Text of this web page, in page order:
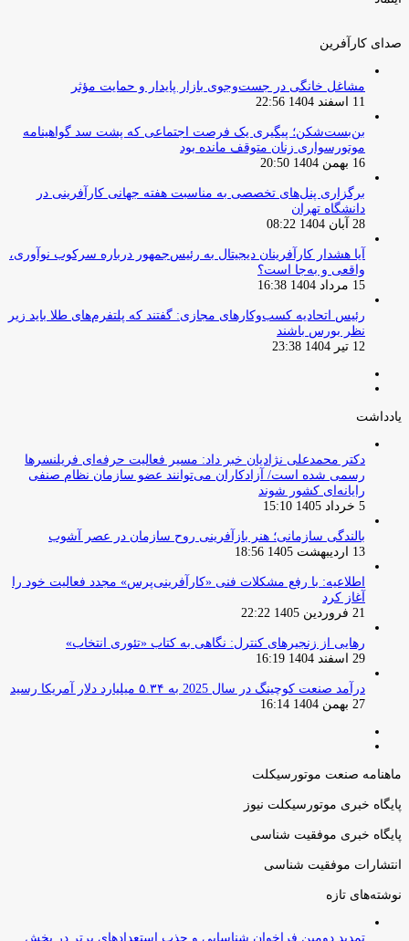
صدای کارآفرین
مشاغل خانگی در جست‌وجوی بازار پایدار و حمایت مؤثر
11 اسفند 1404 22:56
بن‌بست‌شکن؛ پیگیری یک فرصت اجتماعی که پشت سد گواهینامه
موتورسواری زنان متوقف مانده بود
16 بهمن 1404 20:50
برگزاری پنل‌های تخصصی به مناسبت هفته جهانی کارآفرینی در
دانشگاه تهران
28 آبان 1404 08:22
آیا هشدار کارآفرینان دیجیتال به رئیس‌جمهور درباره سرکوب نوآوری،
واقعی و به‌جا است؟
15 مرداد 1404 16:38
‏رئیس اتحادیه کسب‌وکارهای مجازی: گفتند که پلتفرم‌های طلا باید زیر
نظر بورس باشند
12 تیر 1404 23:38
یادداشت
دکتر محمدعلی نژادیان خبر داد: مسیر فعالیت حرفه‌ای فریلنسرها
رسمی شده است/ آزادکاران می‌توانند عضو سازمان نظام صنفی
رایانه‌ای کشور شوند
5 خرداد 1405 15:10
بالندگی سازمانی؛ هنر بازآفرینی روح سازمان در عصر آشوب
13 اردیبهشت 1405 18:56
اطلاعیه: با رفع مشکلات فنی «کارآفرینی‌پرس» مجدد فعالیت خود را
آغاز کرد
21 فروردین 1405 22:22
رهایی از زنجیرهای کنترل: نگاهی به کتاب «تئوری انتخاب»
29 اسفند 1404 16:19
درآمد صنعت کوچینگ در سال 2025 به ۵.۳۴ میلیارد دلار آمریکا رسید
27 بهمن 1404 16:14
ماهنامه صنعت موتورسیکلت
پایگاه خبری موتورسیکلت نیوز
پایگاه خبری موفقیت شناسی
انتشارات موفقیت شناسی
نوشته‌های تازه
تمدید دومین فراخوان شناسایی و جذب استعدادهای برتر در بخش